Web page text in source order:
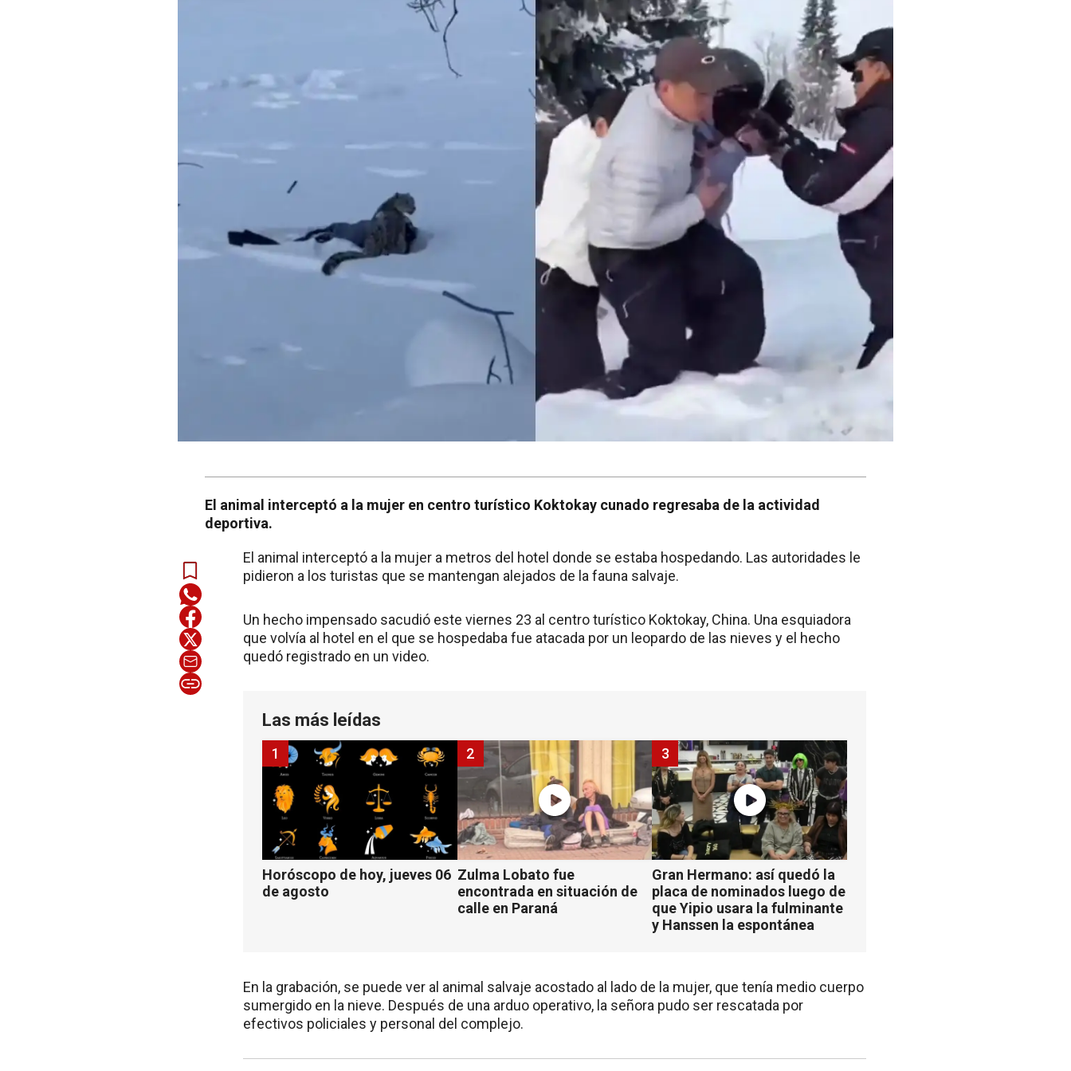
El animal interceptó a la mujer en centro turístico Koktokay cunado regresaba de la actividad
deportiva.
El animal interceptó a la mujer a metros del hotel donde se estaba hospedando. Las autoridades le
pidieron a los turistas que se mantengan alejados de la fauna salvaje.
Un hecho impensado sacudió este viernes 23 al centro turístico Koktokay, China. Una esquiadora
que volvía al hotel en el que se hospedaba fue atacada por un leopardo de las nieves y el hecho
quedó registrado en un video.
Las más leídas
Horóscopo de hoy, jueves 06
de agosto
1
Zulma Lobato fue
encontrada en situación de
calle en Paraná
2
Gran Hermano: así quedó la
placa de nominados luego de
que Yipio usara la fulminante
y Hanssen la espontánea
3
En la grabación, se puede ver al animal salvaje acostado al lado de la mujer, que tenía medio cuerpo
sumergido en la nieve. Después de una arduo operativo, la señora pudo ser rescatada por
efectivos policiales y personal del complejo.